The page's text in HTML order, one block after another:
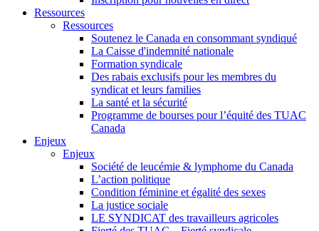
Ressources
Ressources
Soutenez le Canada en consommant syndiqué
La Caisse d'indemnité nationale
Formation syndicale
Des rabais exclusifs pour les membres du
syndicat et leurs families
La santé et la sécurité
Programme de bourses pour l’équité des TUAC
Canada
Enjeux
Enjeux
Société de leucémie & lymphome du Canada
L’action politique
Condition féminine et égalité des sexes
La justice sociale
LE SYNDICAT des travailleurs agricoles